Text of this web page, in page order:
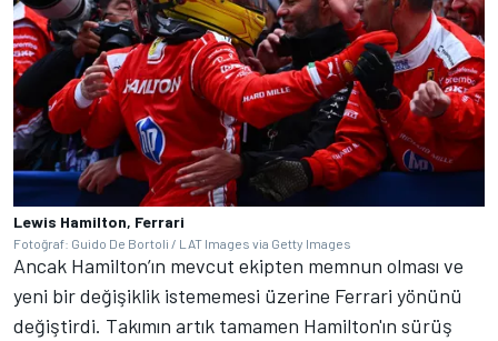
Lewis Hamilton, Ferrari
Fotoğraf: Guido De Bortoli / LAT Images via Getty Images
Ancak Hamilton’ın mevcut ekipten memnun olması ve
yeni bir değişiklik istememesi üzerine Ferrari yönünü
değiştirdi. Takımın artık tamamen Hamilton'ın sürüş